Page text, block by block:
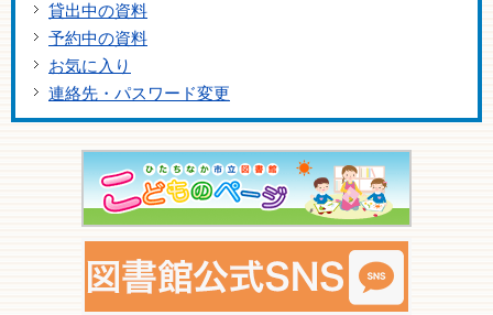
貸出中の資料
予約中の資料
お気に入り
連絡先・パスワード変更